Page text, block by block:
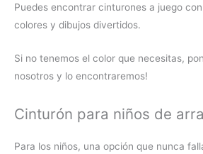
Puedes encontrar cinturones a juego
colores y dibujos divertidos.
Si no tenemos el color que necesitas,
nosotros y lo encontraremos!
Cinturón para niños de
Para los niños, una opción que nunca